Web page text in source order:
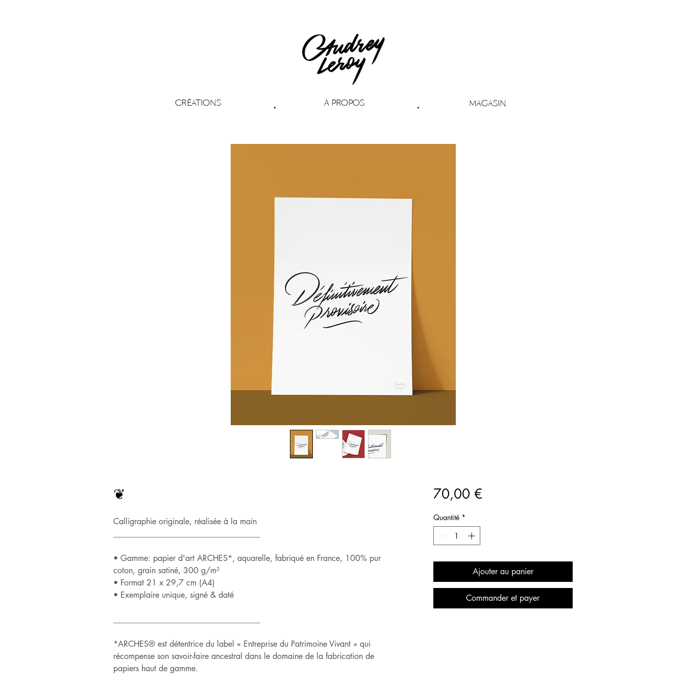
CRÉATIONS • À PROPOS • MAGASIN
❦
Calligraphie originale, réalisée à la main
• Gamme: papier d'art ARCHES*, aquarelle, fabriqué en France, 100% pur
coton, grain satiné, 300 g/m²
• Format 21 x 29,7 cm (A4)
• Exemplaire unique, signé & daté
*ARCHES® est détentrice du label « Entreprise du Patrimoine Vivant » qui
récompense son savoir-faire ancestral dans le domaine de la fabrication de
papiers haut de gamme.
70,00 €Prix
Quantité *
Ajouter au panier
Commander et payer